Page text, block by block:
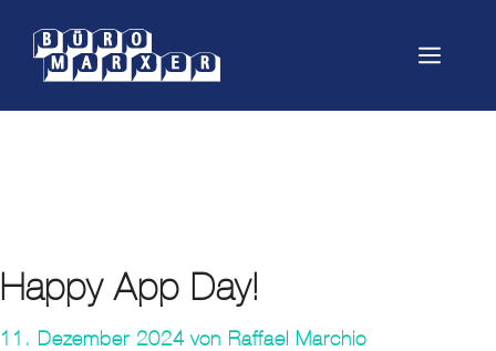
Menü
Happy App Day!
11. Dezember 2024 von Raffael Marchio